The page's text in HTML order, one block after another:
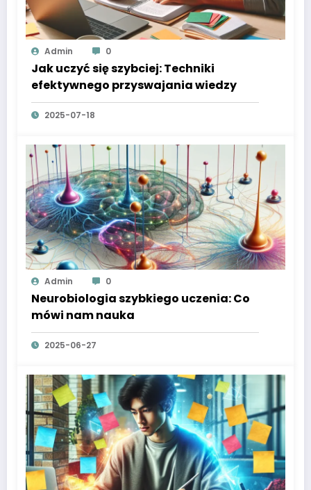
Admin 0
Jak uczyć się szybciej: Techniki
efektywnego przyswajania wiedzy
2025-07-18
Admin 0
Neurobiologia szybkiego uczenia: Co
mówi nam nauka
2025-06-27